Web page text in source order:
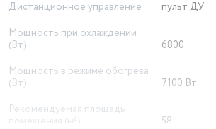
Дистанционное управление
пульт ДУ
Мощность при охлаждении
(Вт)
6800
Мощность в режиме обогрева
(Вт)
7100 Вт
Рекомендуемая площадь
58